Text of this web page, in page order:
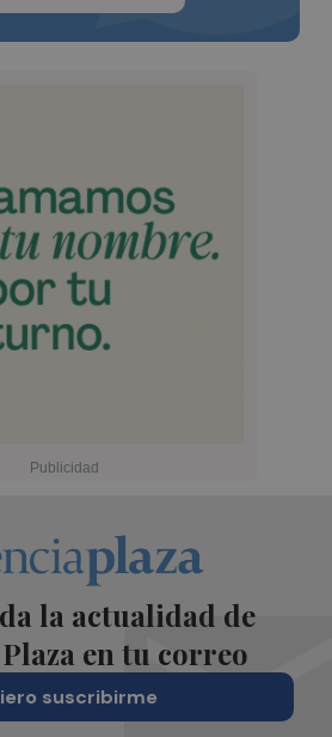
la actualidad de
en tu correo
suscribirme